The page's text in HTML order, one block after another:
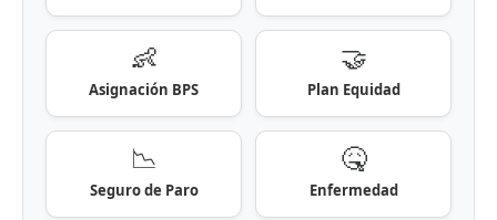
👶
Asignación BPS
🤝
Plan Equidad
📉
Seguro de Paro
🤒
Enfermedad